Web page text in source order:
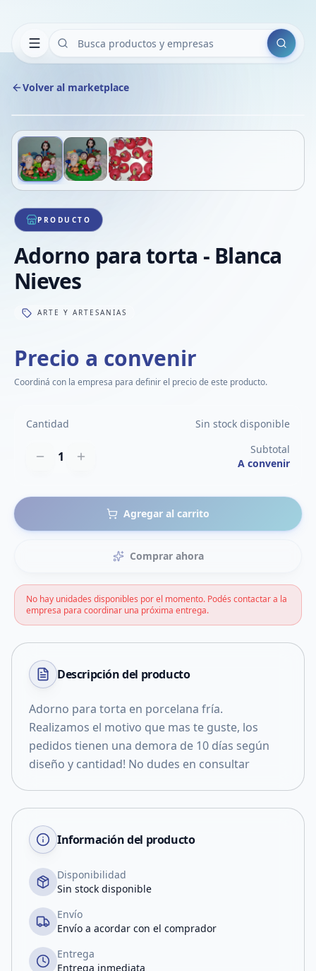
Buscar
Volver al marketplace
1/3
PRODUCTO
Adorno para torta - Blanca
Nieves
ARTE Y ARTESANIAS
Precio a convenir
Coordiná con la empresa para definir el precio de este producto.
Cantidad Sin stock disponible
1
Subtotal
A convenir
Agregar al carrito
Comprar ahora
No hay unidades disponibles por el momento. Podés contactar a la
empresa para coordinar una próxima entrega.
Descripción del producto
Adorno para torta en porcelana fría.
Realizamos el motivo que mas te guste, los
pedidos tienen una demora de 10 días según
diseño y cantidad! No dudes en consultar
Información del producto
Disponibilidad
Sin stock disponible
Envío
Envío a acordar con el comprador
Entrega
Entrega inmediata